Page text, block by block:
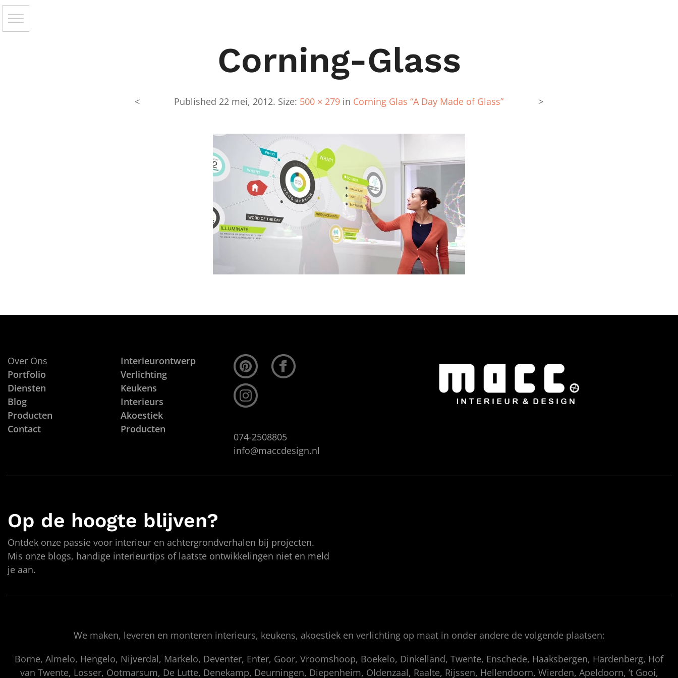
Corning-Glass
Published 22 mei, 2012. Size: 500 × 279 in Corning Glas “A Day Made of Glass”
< >
Over Ons
Portfolio
Diensten
Blog
Producten
Contact
Interieurontwerp
Verlichting
Keukens
Interieurs
Akoestiek
Producten
074-2508805
info@maccdesign.nl
Op de hoogte blijven?
Ontdek onze passie voor interieur en achtergrondverhalen bij projecten.
Mis onze blogs, handige interieurtips of laatste ontwikkelingen niet en meld
je aan.
We maken, leveren en monteren interieurs, keukens, akoestiek en verlichting op maat in onder andere de volgende plaatsen:
Borne, Almelo, Hengelo, Nijverdal, Markelo, Deventer, Enter, Goor, Vroomshoop, Boekelo, Dinkelland, Twente, Enschede, Haaksbergen, Hardenberg, Hof
van Twente, Losser, Ootmarsum, De Lutte, Denekamp, Deurningen, Diepenheim, Oldenzaal, Raalte, Rijssen, Hellendoorn, Wierden, Apeldoorn, ’t Gooi,